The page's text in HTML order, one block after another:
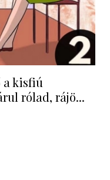
kisfiú
rólad, rájö...